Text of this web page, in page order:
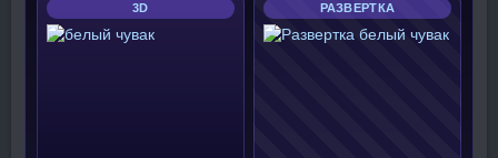
3D РАЗВЕРТКА